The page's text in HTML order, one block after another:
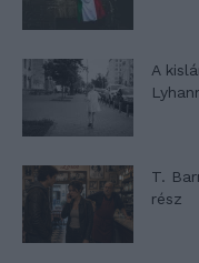
A
T.
rész